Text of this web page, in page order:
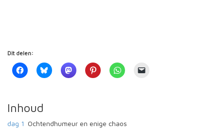
Dit delen:
Inhoud
dag 1 Ochtendhumeur en enige chaos